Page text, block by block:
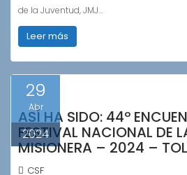
de la Juventud, JMJ…
Leer más
29
Abr
2024
ASÍ HA SIDO: 44º
FESTIVAL NACIONAL DE
MISIONERA – 2024 –
CSF